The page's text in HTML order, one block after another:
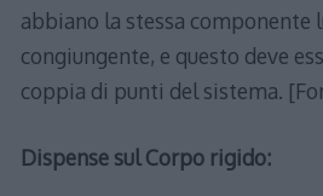
abbiano la stessa componente
congiungente, e questo deve
coppia di punti del sistema.
Dispense sul Corpo rigido: